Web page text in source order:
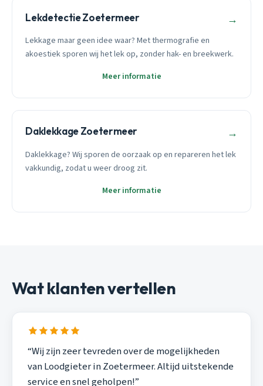
Lekdetectie Zoetermeer →
Lekkage maar geen idee waar? Met thermografie en
akoestiek sporen wij het lek op, zonder hak- en breekwerk.
Meer informatie
Daklekkage Zoetermeer →
Daklekkage? Wij sporen de oorzaak op en repareren het lek
vakkundig, zodat u weer droog zit.
Meer informatie
Wat klanten vertellen
“Wij zijn zeer tevreden over de mogelijkheden
van Loodgieter in Zoetermeer. Altijd uitstekende
service en snel geholpen!”